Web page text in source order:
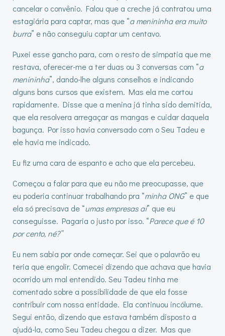
cancelar o convênio. Falou que a creche já contratou uma
estagiária para captar, mas que “a menininha era muito
burra” e não conseguiu captar um centavo.
Puxei esse gancho para, com o resto de simpatia que me
restava, oferecer-me a ter duas ou 3 conversas com “a
menininha”, dando-lhe alguns conselhos e indicando
alguns bons cursos que existem. Mas ela me cortou
rapidamente. Disse que a menina já tinha sido demitida,
que ela resolvera arregaçar as mangas e cuidar daquela
bagunça. Por isso havia conversado com o Seu Tadeu e
ele havia me indicado.
Eu fiz uma cara de espanto e acho que ela percebeu.
Começou a falar para que eu não me preocupasse, que
eu poderia continuar trabalhando pra “minha ONG” e que
ela só precisava de “umas empresas aí” que eu
conseguisse. Pagaria o justo por isso. “Parece que é 10
por cento, né?”
Eu nem sabia por onde começar. Sei que o palavrão eu
teria que engolir. Comecei dizendo que achava que havia
ocorrido um mal entendido. Seu Tadeu tinha me
comentado sobre a possibilidade de que ela fosse
contribuir com nossa entidade. Ela continuou incólume.
Segui então, dizendo que estava também disposto a
ajudá-la, como Seu Tadeu chegou a dizer. Mas que